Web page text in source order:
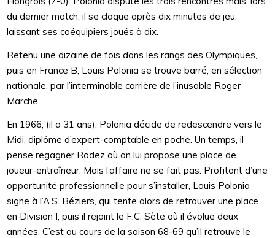
du dernier match, il se claque après dix minutes de jeu,
laissant ses coéquipiers joués à dix.
Retenu une dizaine de fois dans les rangs des Olympiques,
puis en France B, Louis Polonia se trouve barré, en sélection
nationale, par l’interminable carrière de l’inusable Roger
Marche.
En 1966, (il a 31 ans), Polonia décide de redescendre vers le
Midi, diplôme d’expert-comptable en poche. Un temps, il
pense regagner Rodez où on lui propose une place de
joueur-entraîneur. Mais l’affaire ne se fait pas. Profitant d’une
opportunité professionnelle pour s’installer, Louis Polonia
signe à l’A.S. Béziers, qui tente alors de retrouver une place
en Division I, puis il rejoint le F.C. Sète où il évolue deux
années. C’est au cours de la saison 68-69 qu’il retrouve le